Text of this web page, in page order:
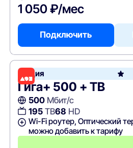
1 050 ₽/мес
Подключить
Акция
Гига+ 500 + ТВ
500Мбит/с
195ТВ68 HD
Wi-Fi роутер, Оптический
можно добавить к тарифу